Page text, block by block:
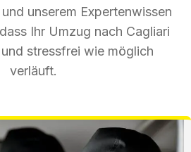
unserem Expertenwissen
Ihr Umzug nach Cagliari
stressfrei wie möglich
verläuft.